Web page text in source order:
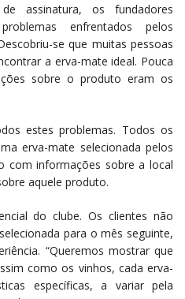
assinatura, os fundadores
enfrentados pelos
se que muitas pessoas
a erva-mate ideal. Pouca
sobre o produto eram os
estes problemas. Todos os
erva-mate selecionada pelos
com informações sobre a local
aquele produto.
do clube. Os clientes não
para o mês seguinte,
“Queremos mostrar que
como os vinhos, cada erva-
específicas, a variar pela